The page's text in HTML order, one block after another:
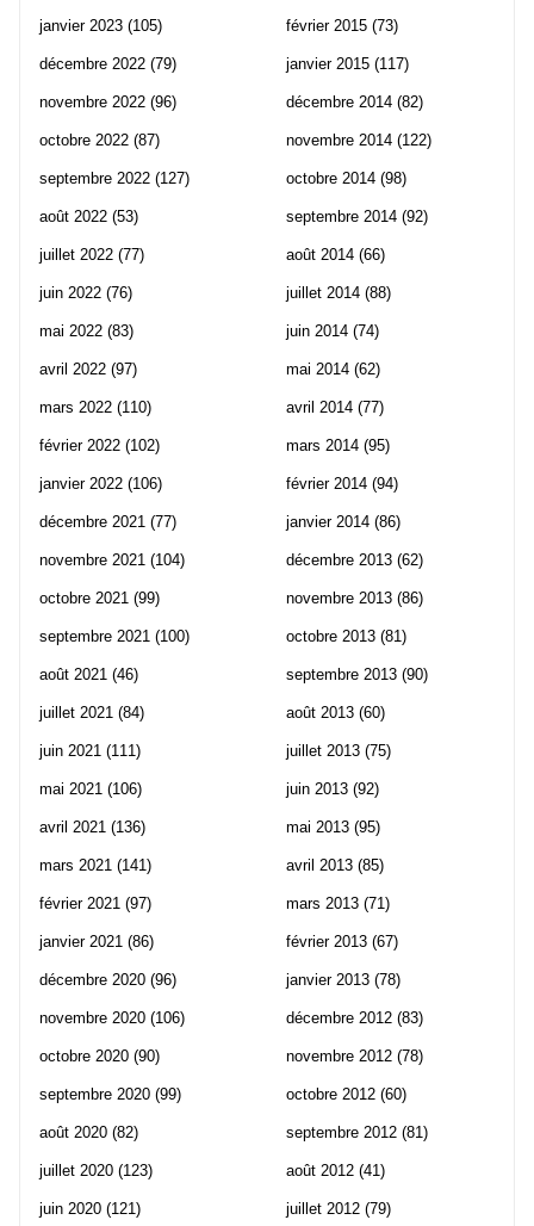
janvier 2023 (105)
décembre 2022 (79)
novembre 2022 (96)
octobre 2022 (87)
septembre 2022 (127)
août 2022 (53)
juillet 2022 (77)
juin 2022 (76)
mai 2022 (83)
avril 2022 (97)
mars 2022 (110)
février 2022 (102)
janvier 2022 (106)
décembre 2021 (77)
novembre 2021 (104)
octobre 2021 (99)
septembre 2021 (100)
août 2021 (46)
juillet 2021 (84)
juin 2021 (111)
mai 2021 (106)
avril 2021 (136)
mars 2021 (141)
février 2021 (97)
janvier 2021 (86)
décembre 2020 (96)
novembre 2020 (106)
octobre 2020 (90)
septembre 2020 (99)
août 2020 (82)
juillet 2020 (123)
juin 2020 (121)
février 2015 (73)
janvier 2015 (117)
décembre 2014 (82)
novembre 2014 (122)
octobre 2014 (98)
septembre 2014 (92)
août 2014 (66)
juillet 2014 (88)
juin 2014 (74)
mai 2014 (62)
avril 2014 (77)
mars 2014 (95)
février 2014 (94)
janvier 2014 (86)
décembre 2013 (62)
novembre 2013 (86)
octobre 2013 (81)
septembre 2013 (90)
août 2013 (60)
juillet 2013 (75)
juin 2013 (92)
mai 2013 (95)
avril 2013 (85)
mars 2013 (71)
février 2013 (67)
janvier 2013 (78)
décembre 2012 (83)
novembre 2012 (78)
octobre 2012 (60)
septembre 2012 (81)
août 2012 (41)
juillet 2012 (79)